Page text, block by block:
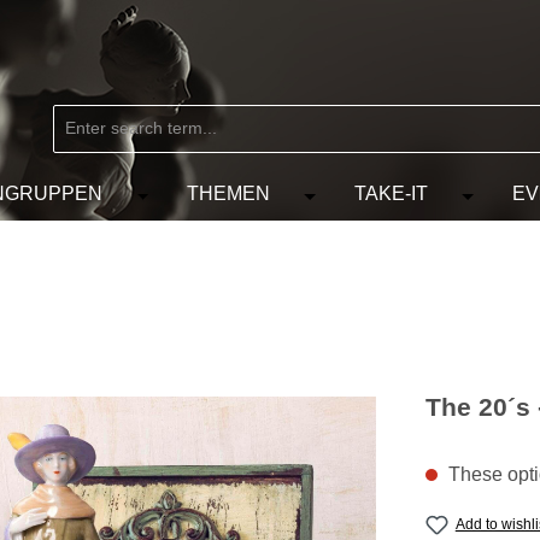
the category MARKEN
the dropdown menu from the category KÜNSTLER
Open or close the dropdown menu from the
THEMEN Open or close the
TAKE-IT Open or
The 20´s
These
Add to